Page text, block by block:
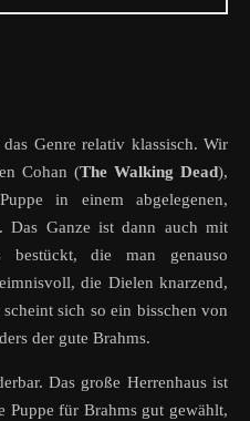
Genre relativ klassisch. Wir
Cohan (The Walking Dead),
in einem abgelegenen,
Das Ganze ist dann auch mit
bestückt, die man genauso
die Dielen knarzend,
sich so ein bisschen von
der gute Brahms.
Das große Herrenhaus ist
Puppe für Brahms gut gewählt,